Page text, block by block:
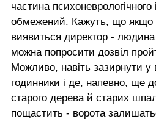
частина психоневрологічного
обмежений. Кажуть, що якщо
виявиться директор -
можна попросити дозвіл
Можливо, навіть зазирнути
годинники і де, напевно, ще
старого дерева й старих
пощастить - ворота